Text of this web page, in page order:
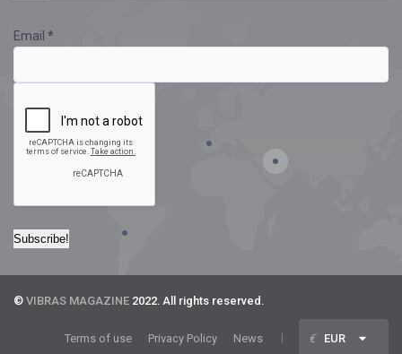
Email *
© VIBRAS MAGAZINE 2022. All rights reserved.
Terms of use Privacy Policy News € EUR